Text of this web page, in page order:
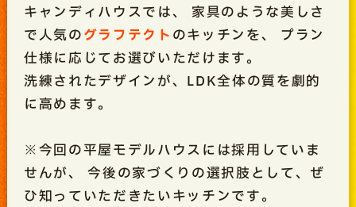
キャンディハウスでは、 家具のような美しさ
で人気のグラフテクト のキッチンを、 プラン
仕様に応じてお選びいただけます。
洗練されたデザインが、LDK全体の質を劇的
に高めます。
※今回の平屋モデルハウスには採用していま
せんが、 今後の家づくりの選択肢として、ぜ
ひ知っていただきたいキッチンです。